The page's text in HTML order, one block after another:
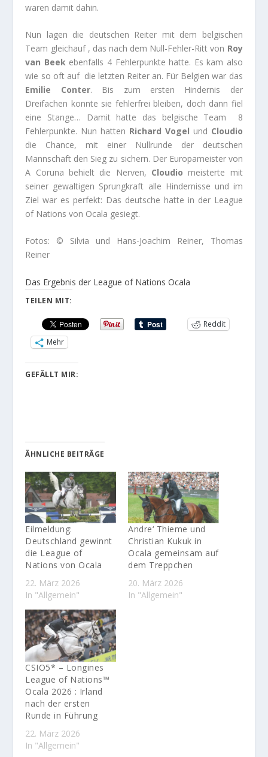
waren damit dahin.
Nun lagen die deutschen Reiter mit dem belgischen
Team gleichauf , das nach dem Null-Fehler-Ritt von Roy
van Beekebenfalls 4 Fehlerpunkte hatte. Es kam also
wie so oft auf die letzten Reiter an. Für Belgien war das
Emilie Conter. Bis zum ersten Hindernis der
Dreifachen konnte sie fehlerfrei bleiben, doch dann fiel
eine Stange… Damit hatte das belgische Team 8
Fehlerpunkte. Nun hatten Richard Vogel und Cloudio
die Chance, mit einer Nullrunde der deutschen
Mannschaft den Sieg zu sichern. Der Europameister von
A Coruna behielt die Nerven, Cloudio meisterte mit
seiner gewaltigen Sprungkraft alle Hindernisse und im
Ziel war es perfekt: Das deutsche hatte in der League
of Nations von Ocala gesiegt.
Fotos: © Silvia und Hans-Joachim Reiner, Thomas
Reiner
Das Ergebnis der League of Nations Ocala
TEILEN MIT:
Reddit
Mehr
GEFÄLLT MIR:
ÄHNLICHE BEITRÄGE
Eilmeldung:
Deutschland gewinnt
die League of
Nations von Ocala
22. März 2026
In "Allgemein"
Andre‘ Thieme und
Christian Kukuk in
Ocala gemeinsam auf
dem Treppchen
20. März 2026
In "Allgemein"
CSIO5* – Longines
League of Nations™
Ocala 2026 : Irland
nach der ersten
Runde in Führung
22. März 2026
In "Allgemein"